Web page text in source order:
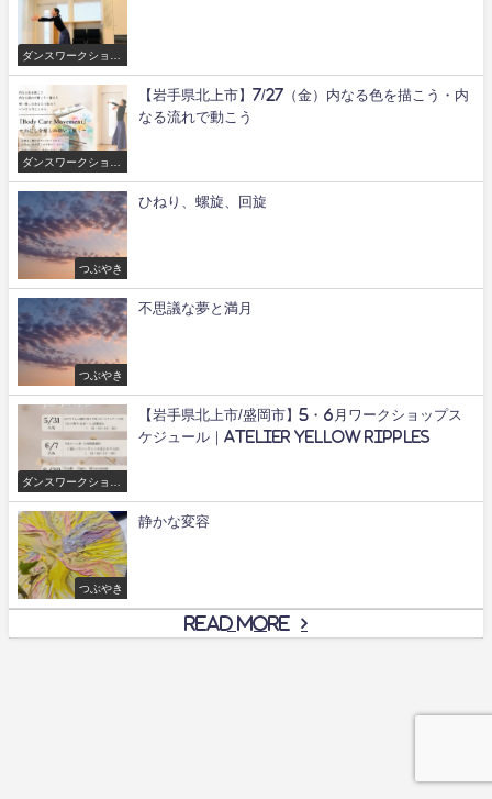
ダンスワークショッ
ダンスワークショッ
【岩手県北上市】7/27（金）内なる色を描こう・内
なる流れで動こう
つぶやき
ひねり、螺旋、回旋
つぶやき
不思議な夢と満月
ダンスワークショッ
【岩手県北上市/盛岡市】5・6月ワークショップス
ケジュール｜Atelier yellow ripples
つぶやき
静かな変容
Read More